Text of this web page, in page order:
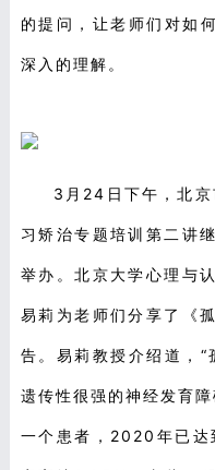
的提问，让老师们对如
深入的理解。
3月24日下午，北京
习矫治专题培训第二讲
举办。北京大学心理与
易莉为老师们分享了《
告。易莉教授介绍道，“
遗传性很强的神经发育
一个患者，2020年已达